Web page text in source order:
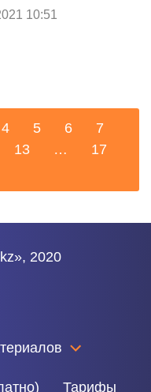
10:51
4 5 6
7
13 …
17
2020
Тарифы